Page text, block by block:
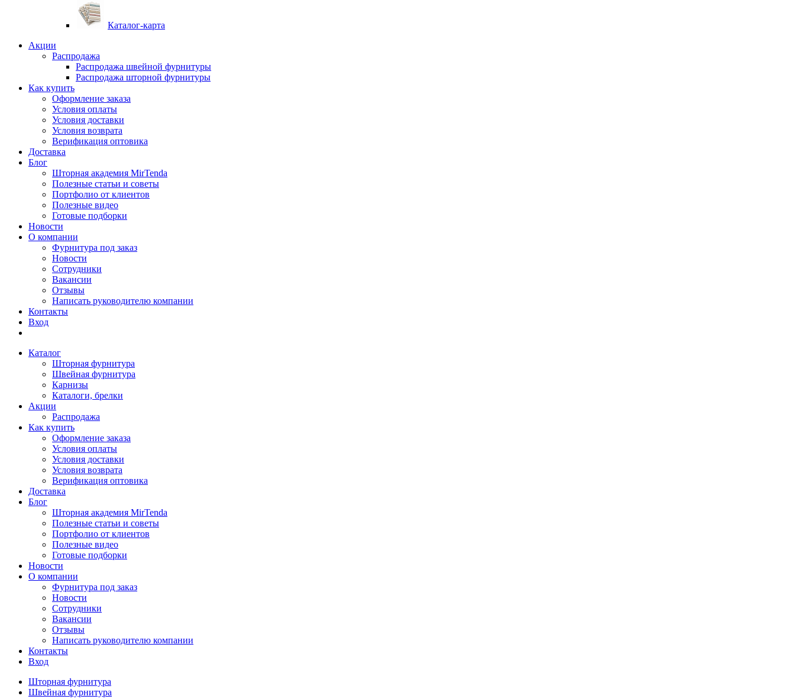
Каталог-карта
Акции
Распродажа
Распродажа швейной фурнитуры
Распродажа шторной фурнитуры
Как купить
Оформление заказа
Условия оплаты
Условия доставки
Условия возврата
Верификация оптовика
Доставка
Блог
Шторная академия MirTenda
Полезные статьи и советы
Портфолио от клиентов
Полезные видео
Готовые подборки
Новости
О компании
Фурнитура под заказ
Новости
Сотрудники
Вакансии
Отзывы
Написать руководителю компании
Контакты
Вход
Каталог
Шторная фурнитура
Швейная фурнитура
Карнизы
Каталоги, брелки
Акции
Распродажа
Как купить
Оформление заказа
Условия оплаты
Условия доставки
Условия возврата
Верификация оптовика
Доставка
Блог
Шторная академия MirTenda
Полезные статьи и советы
Портфолио от клиентов
Полезные видео
Готовые подборки
Новости
О компании
Фурнитура под заказ
Новости
Сотрудники
Вакансии
Отзывы
Написать руководителю компании
Контакты
Вход
Шторная фурнитура
Швейная фурнитура